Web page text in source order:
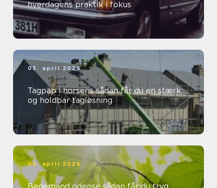
hverdagens praktik i fokus
03. april 2026
Tagpap i horsens sådan får du en stærk
og holdbar tagløsning
02. april 2026